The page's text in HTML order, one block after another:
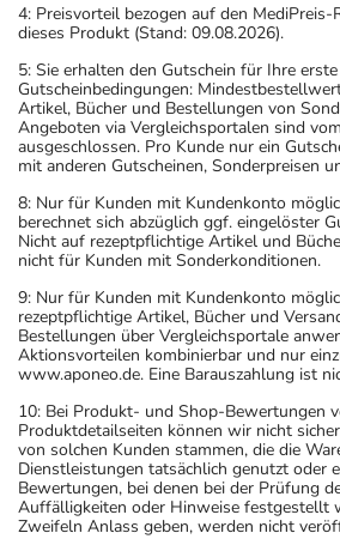
4: Preisvorteil bezogen auf den MediPreis-
dieses Produkt (Stand: 09.08.2026).
5: Sie erhalten den Gutschein für Ihre
Gutscheinbedingungen:
Artikel, Bücher und Bestellungen von
Angeboten via Vergleichsportalen sind
ausgeschlossen. Pro Kunde nur ein
mit anderen Gutscheinen, Sonderpreisen
8: Nur für Kunden mit Kundenkonto
berechnet sich abzüglich ggf. eingelöster
Nicht auf rezeptpflichtige Artikel und
nicht für Kunden mit Sonderkonditionen.
9: Nur für Kunden mit Kundenkonto
rezeptpflichtige Artikel, Bücher und
Bestellungen über Vergleichsportale
Aktionsvorteilen kombinierbar und nur
www.aponeo.de. Eine Barauszahlung ist
10: Bei Produkt- und Shop-Bewertungen
Produktdetailseiten können wir nicht
von solchen Kunden stammen, die die
Dienstleistungen tatsächlich genutzt oder
Bewertungen, bei denen bei der Prüfung
Auffälligkeiten oder Hinweise festgestellt
Zweifeln Anlass geben, werden nicht